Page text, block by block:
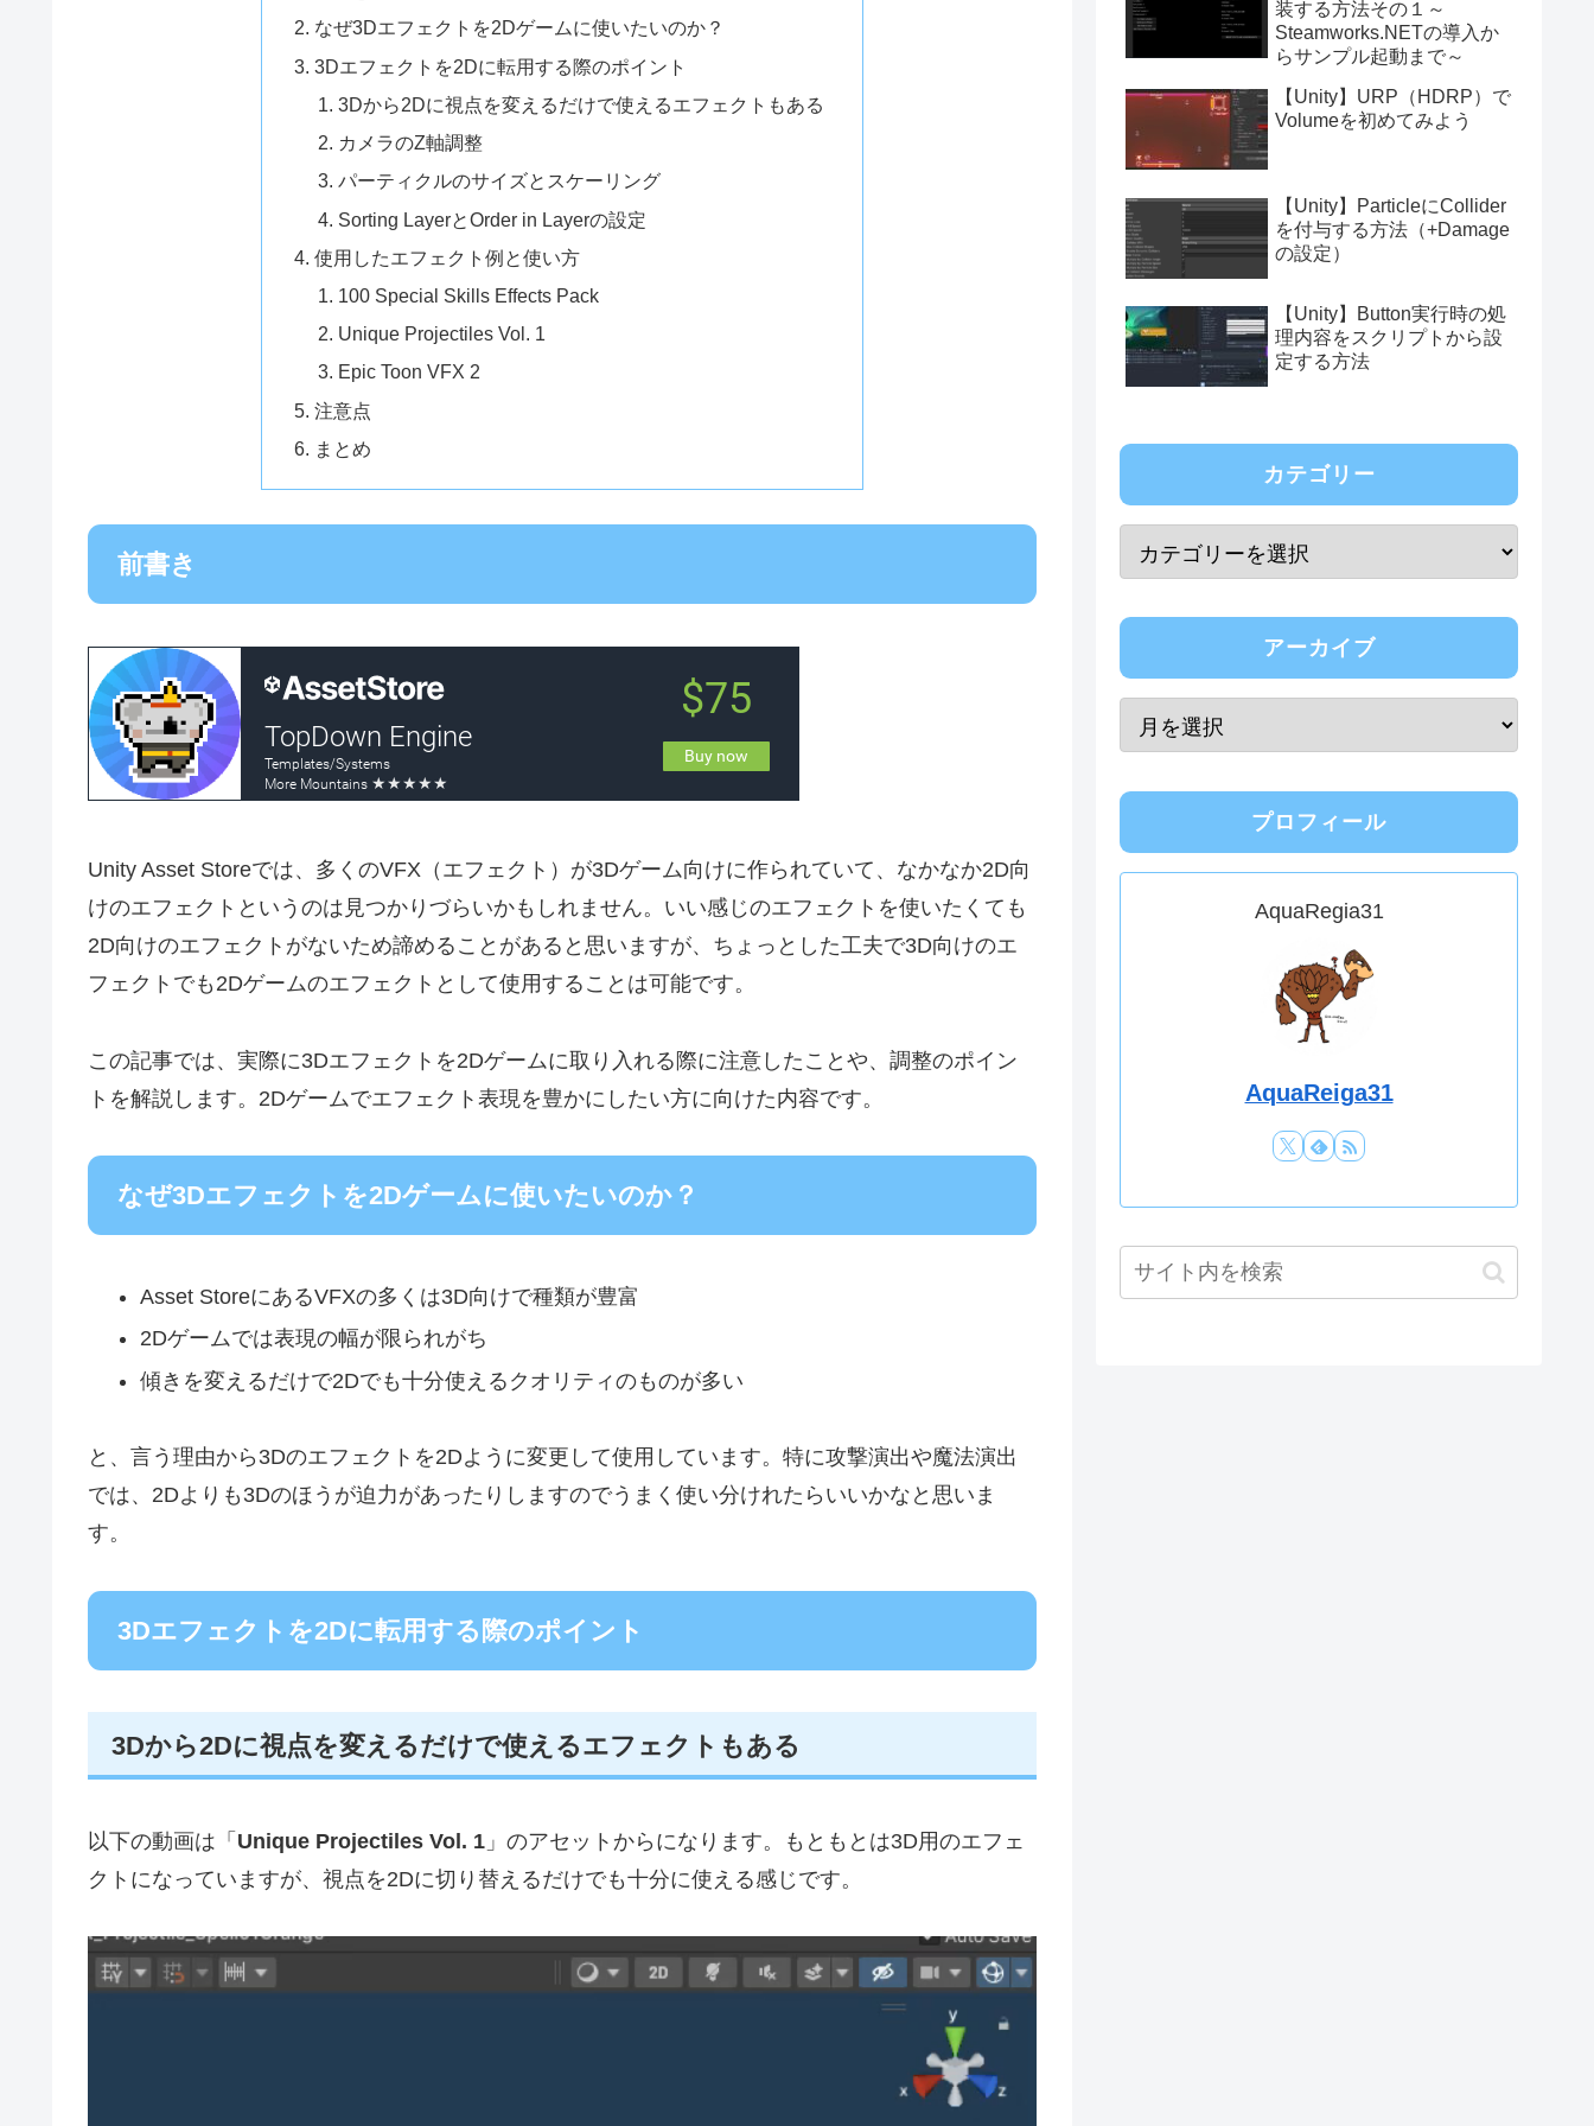
なぜ3Dエフェクトを2Dゲームに使いたいのか？
3Dエフェクトを2Dに転用する際のポイント
3Dから2Dに視点を変えるだけで使えるエフェクトもある
カメラのZ軸調整
パーティクルのサイズとスケーリング
Sorting LayerとOrder in Layerの設定
使用したエフェクト例と使い方
100 Special Skills Effects Pack
Unique Projectiles Vol. 1
Epic Toon VFX 2
注意点
まとめ
前書き
Unity Asset Storeでは、多くのVFX（エフェクト）が3Dゲーム向けに作られていて、なかなか2D向
けのエフェクトというのは見つかりづらいかもしれません。いい感じのエフェクトを使いたくても
2D向けのエフェクトがないため諦めることがあると思いますが、ちょっとした工夫で3D向けのエ
フェクトでも2Dゲームのエフェクトとして使用することは可能です。
この記事では、実際に3Dエフェクトを2Dゲームに取り入れる際に注意したことや、調整のポイン
トを解説します。2Dゲームでエフェクト表現を豊かにしたい方に向けた内容です。
なぜ3Dエフェクトを2Dゲームに使いたいのか？
Asset StoreにあるVFXの多くは3D向けで種類が豊富
2Dゲームでは表現の幅が限られがち
傾きを変えるだけで2Dでも十分使えるクオリティのものが多い
と、言う理由から3Dのエフェクトを2Dように変更して使用しています。特に攻撃演出や魔法演出
では、2Dよりも3Dのほうが迫力があったりしますのでうまく使い分けれたらいいかなと思いま
す。
3Dエフェクトを2Dに転用する際のポイント
3Dから2Dに視点を変えるだけで使えるエフェクトもある
以下の動画は「 Unique Projectiles Vol. 1 」のアセットからになります。もともとは3D用のエフェ
クトになっていますが、視点を2Dに切り替えるだけでも十分に使える感じです。
装する方法その１～
Steamworks.NETの導入か
らサンプル起動まで～
【Unity】URP（HDRP）で
Volumeを初めてみよう
【Unity】ParticleにCollider
を付与する方法（+Damage
の設定）
【Unity】Button実行時の処
理内容をスクリプトから設
定する方法
カテゴリー
アーカイブ
プロフィール
AquaRegia31
AquaReiga31